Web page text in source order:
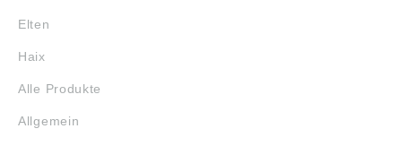
Elten
Haix
Alle Produkte
Allgemein